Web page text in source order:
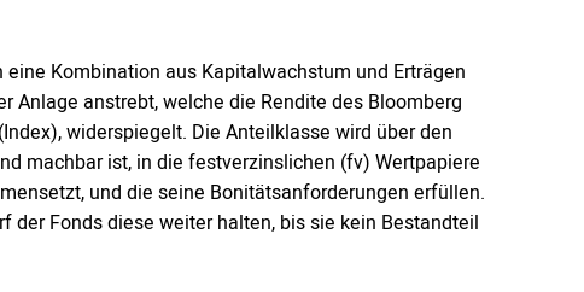
Kombination aus Kapitalwachstum und Erträgen
Anlage anstrebt, welche die Rendite des Bloomberg
widerspiegelt. Die Anteilklasse wird über den
machbar ist, in die festverzinslichen (fv) Wertpapiere
und die seine Bonitätsanforderungen erfüllen.
der Fonds diese weiter halten, bis sie kein Bestandteil